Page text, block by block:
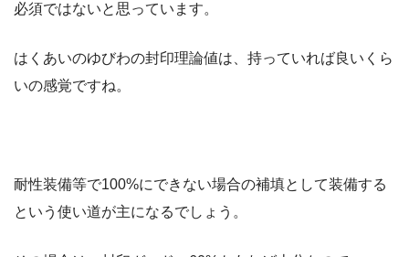
必須ではないと思っています。
はくあいのゆびわの封印理論値は、持っていれば良いくら
いの感覚ですね。
耐性装備等で100%にできない場合の補填として装備する
という使い道が主になるでしょう。